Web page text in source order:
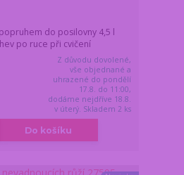
do posilovny 4,5 l
po ruce při cvičení
Z důvodu dovolené,
vše objednané a
uhrazené do pondělí
17.8. do 11:00,
dodáme nejdříve 18.8.
v úterý. Skladem 2 ks
Do košíku